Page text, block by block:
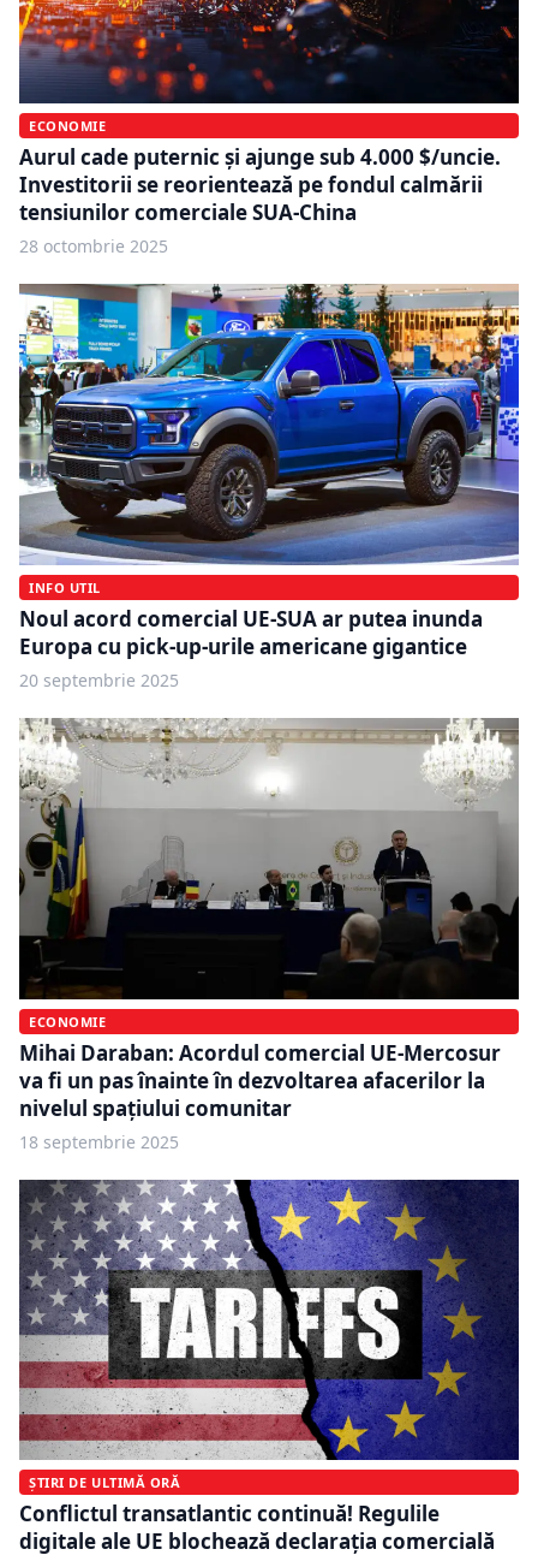
ECONOMIE
Aurul cade puternic și ajunge sub 4.000 $/uncie.
Investitorii se reorientează pe fondul calmării
tensiunilor comerciale SUA-China
28 octombrie 2025
INFO UTIL
Noul acord comercial UE-SUA ar putea inunda
Europa cu pick-up-urile americane gigantice
20 septembrie 2025
ECONOMIE
Mihai Daraban: Acordul comercial UE-Mercosur
va fi un pas înainte în dezvoltarea afacerilor la
nivelul spațiului comunitar
18 septembrie 2025
ȘTIRI DE ULTIMĂ ORĂ
Conflictul transatlantic continuă! Regulile
digitale ale UE blochează declarația comercială